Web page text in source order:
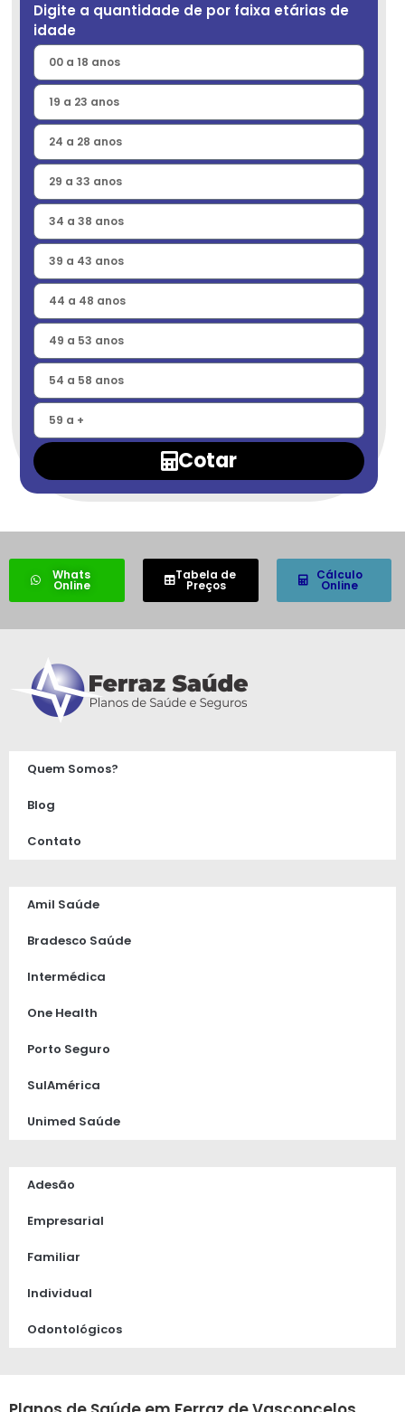
Digite a quantidade de por faixa etárias de
idade
Cotar
Whats
Online
Tabela de
Preços
Cálculo
Online
Quem Somos?
Blog
Contato
Amil Saúde
Bradesco Saúde
Intermédica
One Health
Porto Seguro
SulAmérica
Unimed Saúde
Adesão
Empresarial
Familiar
Individual
Odontológicos